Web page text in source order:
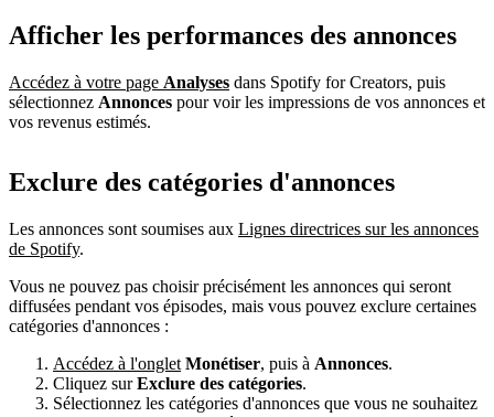
Afficher les performances des annonces
Accédez à votre page Analyses dans Spotify for Creators, puis
sélectionnez Annonces pour voir les impressions de vos annonces et
vos revenus estimés.
Exclure des catégories d'annonces
Les annonces sont soumises aux Lignes directrices sur les annonces
de Spotify.
Vous ne pouvez pas choisir précisément les annonces qui seront
diffusées pendant vos épisodes, mais vous pouvez exclure certaines
catégories d'annonces :
Accédez à l'onglet Monétiser, puis à Annonces.
Cliquez surExclure des catégories.
Sélectionnez les catégories d'annonces que vous ne souhaitez